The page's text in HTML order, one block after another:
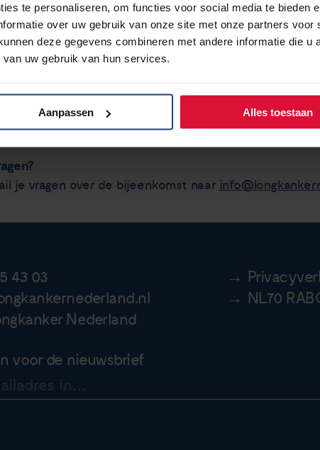
te personaliseren, om functies voor social media te bieden
over uw gebruik van onze site met onze partners voor
deze gegevens combineren met andere informatie die u
uw gebruik van hun services.
Aanpassen Alles toestaan
4 november 2023
10:00 - 15:00
Meander Medisch Centrum
je vragen over de bijeenkomst naar
43 03
NL70
Nederland
voor de nieuwsbrief